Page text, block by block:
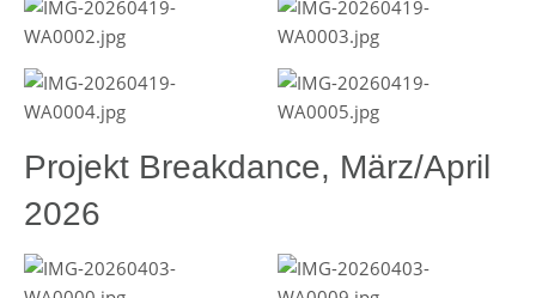
Projekt Breakdance, März/April
2026